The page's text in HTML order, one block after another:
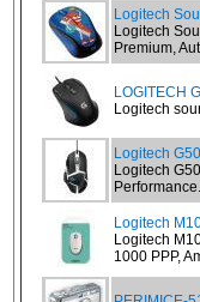
Logitech
Logitech
Premium,
LOGITECH
Logitech
Logitech
Logitech
Logitech
Logitech
1000 PPP,